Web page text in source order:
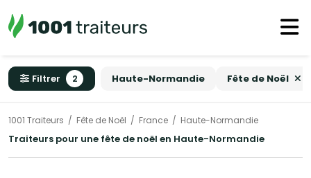
Filtrer 2 Haute-Normandie Fête de Noël
1001 Traiteurs Fête de Noël France Haute-Normandie
Traiteurs pour une fête de noël en Haute-Normandie